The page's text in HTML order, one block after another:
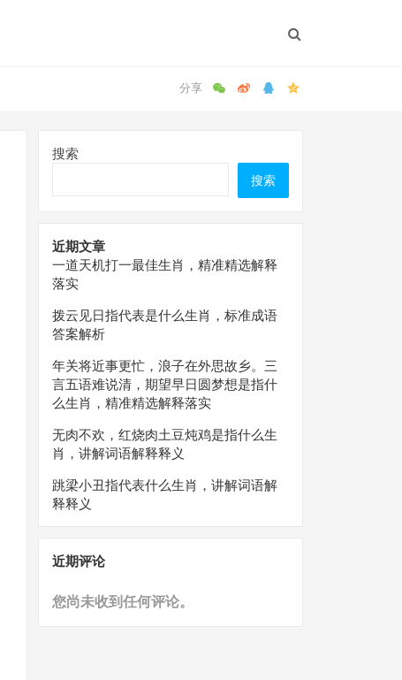
搜索
搜索
近期文章
一道天机打一最佳生肖，精准精选解释
落实
拨云见日指代表是什么生肖，标准成语
答案解析
年关将近事更忙，浪子在外思故乡。三
言五语难说清，期望早日圆梦想是指什
么生肖，精准精选解释落实
无肉不欢，红烧肉土豆炖鸡是指什么生
肖，讲解词语解释释义
跳梁小丑指代表什么生肖，讲解词语解
释释义
近期评论
您尚未收到任何评论。